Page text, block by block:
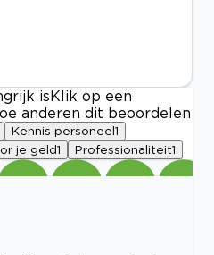
is Klik op een
anderen dit beoordelen
Kennis personeel 1
je geld1 Professionaliteit1